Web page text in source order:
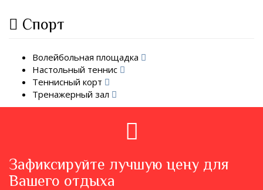
Спорт
Волейбольная площадка
Настольный теннис
Теннисный корт
Тренажерный зал
Зафиксируйте лучшую цену для
Вашего отдыха